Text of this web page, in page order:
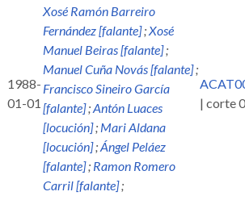
1988-
01-01
Xosé Ramón Barreiro
Fernández [falante];Xosé
Manuel Beiras [falante];
Manuel Cuña Novás [falante];
Francisco Sineiro García
[falante];Antón Luaces
[locución]; Mari Aldana
[locución];Ángel Peláez
[falante]; Ramon Romero
Carril [falante];
| corte